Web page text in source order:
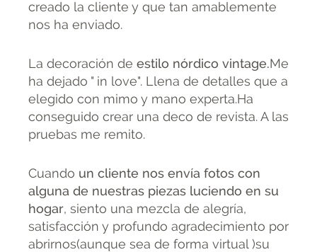
creado la cliente y que tan amablemente
nos ha enviado.
La decoración de estilo nórdico vintage.Me
ha dejado " in love". Llena de detalles que a
elegido con mimo y mano experta.Ha
conseguido crear una deco de revista. A las
pruebas me remito.
Cuando un cliente nos envía fotos con
alguna de nuestras piezas luciendo en su
hogar, siento una mezcla de alegría,
satisfacción y profundo agradecimiento por
abrirnos(aunque sea de forma virtual )su